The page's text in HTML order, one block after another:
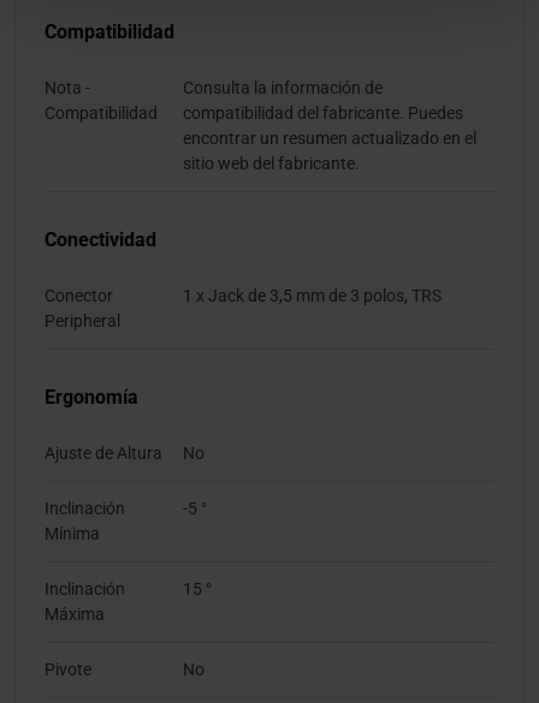
Compatibilidad
Nota -
Compatibilidad
Consulta la información de
compatibilidad del fabricante. Puedes
encontrar un resumen actualizado en el
sitio web del fabricante.
Conectividad
Conector
Peripheral
1 x Jack de 3,5 mm de 3 polos, TRS
Ergonomía
Ajuste de Altura No
Inclinación
Mínima
-5 °
Inclinación
Máxima
15 °
Pivote No